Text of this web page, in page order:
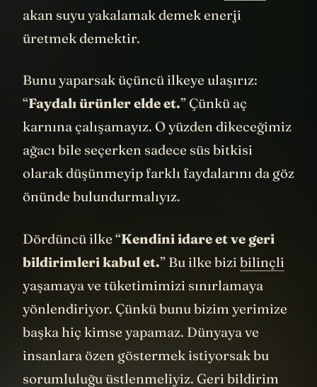
deposu gibidir. Oradaki rüzgarı,güneşi
akan suyu yakalamak demek enerji
Bunu yaparsak üçüncü ilkeye ulaşırız:
“Faydalı ürünler elde et.” Çünkü aç
karnına çalışamayız. O yüzden dikeceğimiz
ağacı bile seçerken sadece süs bitkisi
olarak düşünmeyip farklı faydalarını da göz
Dördüncü ilke “Kendini idare et ve geri
bildirimleri kabul et.” Bu ilke bizibilinçli
yaşamaya ve tüketimimizi sınırlamaya
yönlendiriyor. Çünkü bunu bizim yerimize
başka hiç kimse yapamaz. Dünyaya ve
insanlara özen göstermek istiyorsak bu